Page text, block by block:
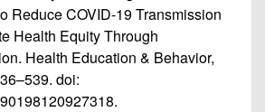
Reduce COVID-19 Transmission
Health Equity Through
Health Education & Behavior,
doi: